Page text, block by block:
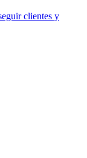
clientes y